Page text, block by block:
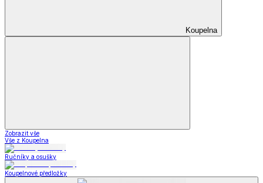
Koupelna
Zobrazit vše
Vše z Koupelna
Ručníky a osušky
Koupelnové předložky